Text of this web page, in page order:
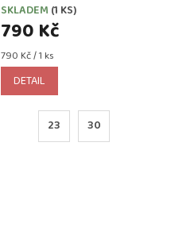
SKLADEM (1 KS)
790 Kč
Měrná
cena:
790 Kč / 1 ks
DETAIL
23 30